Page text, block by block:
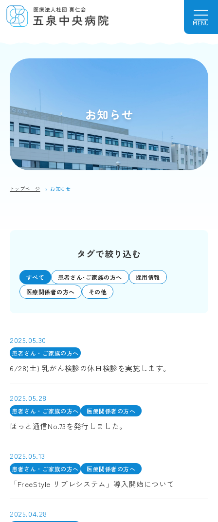
MENU
お知らせ
トップページ お知らせ
タグで絞り込む
すべて 患者さん･ご家族の方へ
採用情報
医療関係者の方へ
その他
2025.05.30
患者さん・ご家族の方へ
6/28(土) 乳がん検診の休日検診を実施します。
2025.05.28
患者さん・ご家族の方へ 医療関係者の方へ
ほっと通信No.73を発行しました。
2025.05.13
患者さん・ご家族の方へ 医療関係者の方へ
「FreeStyle リブレシステム」導入開始について
2025.04.28